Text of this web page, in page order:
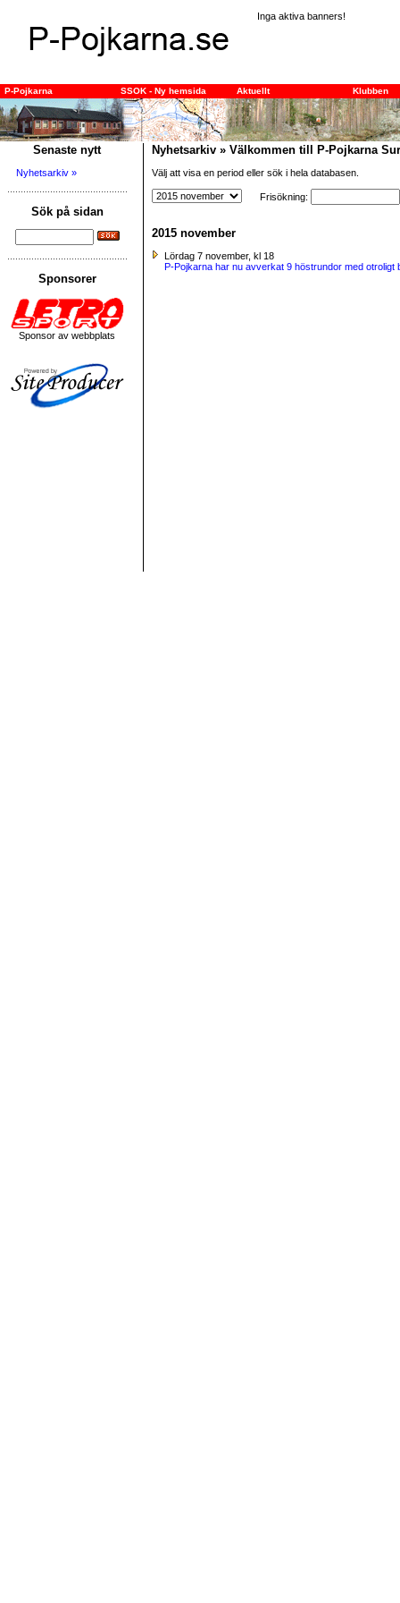
Startsidan SSOK - Ny hemsida Aktuellt Klubben
Länkar
P-Pojkarna
Inga aktiva banners!
Senaste nytt
Nyhetsarkiv »
Sök på sidan
Sponsorer
Sponsor av webbplats
Nyhetsarkiv » Välkommen till P-Pojkarna
Välj att visa en period eller sök i hela databasen.
Frisökning:
2015 november
Lördag 7 november, kl 18
P-Pojkarna har nu avverkat 9 höstrundor med otroligt